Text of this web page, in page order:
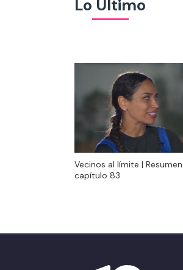
Lo Último
capítulo 83
Vecinos al límite |
capítulo 83